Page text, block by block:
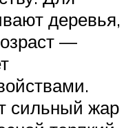
деревья,
—
сильный жар